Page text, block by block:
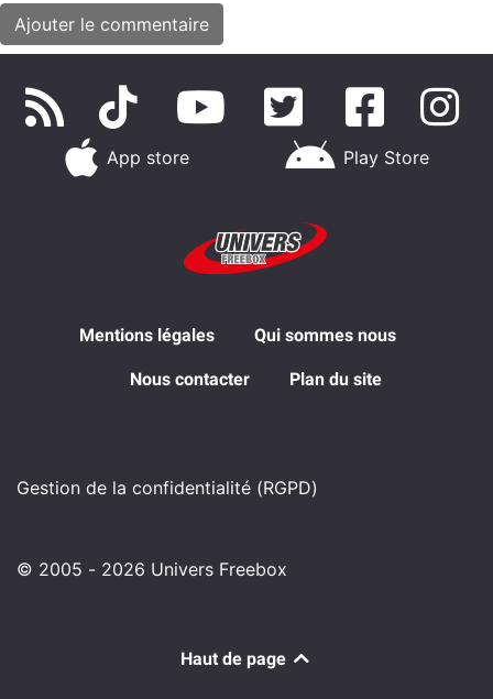
App store Play Store
Mentions légales Qui sommes nous
Nous contacter Plan du site
Gestion de la confidentialité (RGPD)
© 2005 - 2026 Univers Freebox
Haut de page